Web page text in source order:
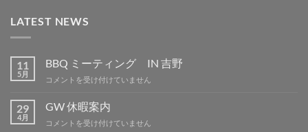
LATEST NEWS
11
5月
BBQ ミーティング IN 吉野
BBQ
ー
ィ
コメントを受け付けていません
29
4月
GW 休暇案内
GW
コメントを受け付けていません